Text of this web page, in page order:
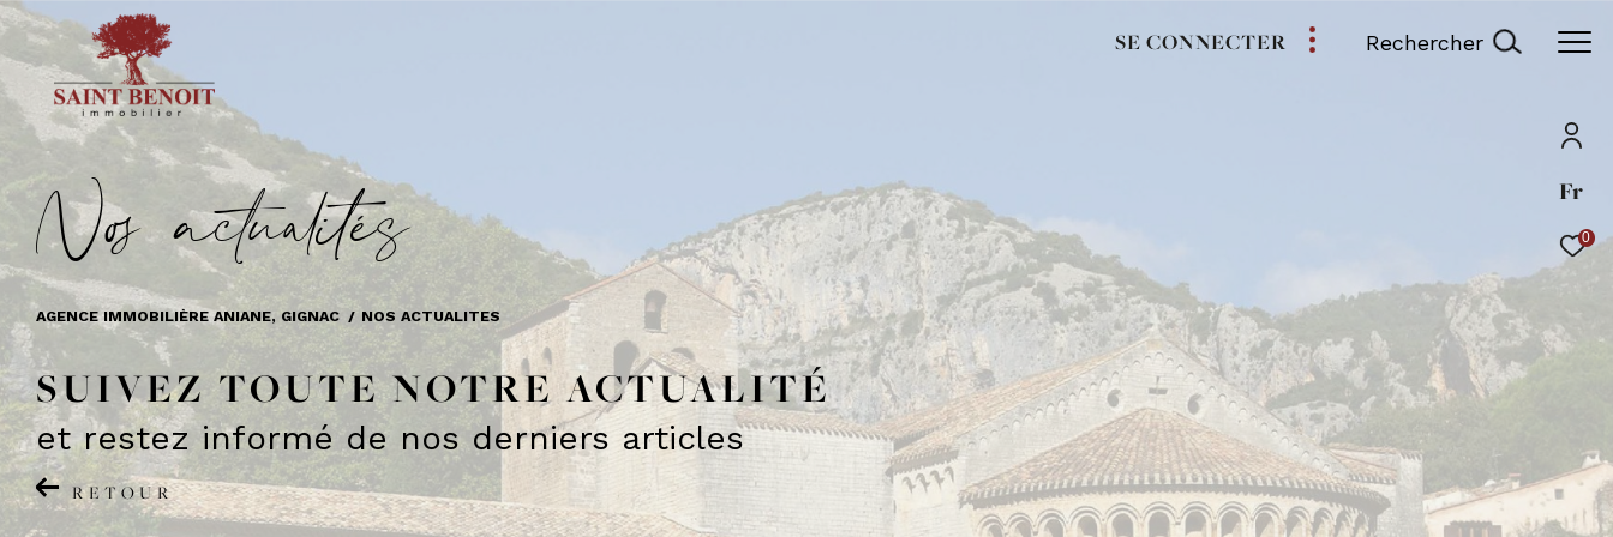
Fr
0
SE CONNECTER Rechercher
No actuaiés
AGENCE IMMOBILIÈRE ANIANE, GIGNAC NOS ACTUALITES
SUIVEZ TOUTE NOTRE ACTUALITÉ
et restez informé de nos derniers articles
RETOUR